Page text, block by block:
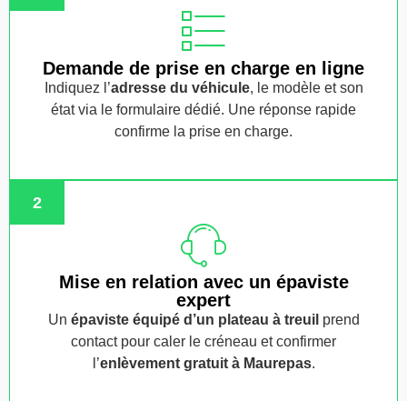
Demande de prise en charge en ligne
Indiquez l’adresse du véhicule, le modèle et son
état via le formulaire dédié. Une réponse rapide
confirme la prise en charge.
2
Mise en relation avec un épaviste
expert
Un épaviste équipé d’un plateau à treuil prend
contact pour caler le créneau et confirmer
l’enlèvement gratuit à Maurepas.